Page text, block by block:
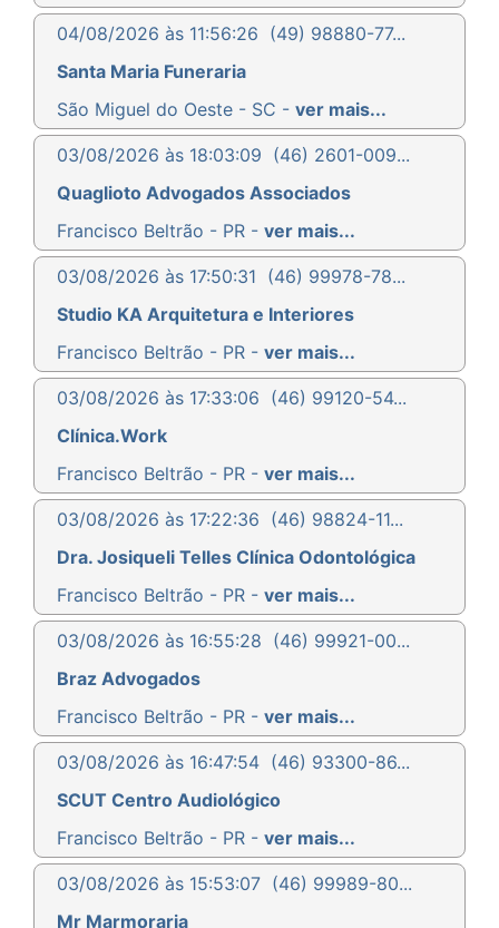
04/08/2026 às 11:56:26 (49) 98880-77...
Santa Maria Funeraria
São Miguel do Oeste - SC - ver mais...
03/08/2026 às 18:03:09 (46) 2601-009...
Quaglioto Advogados Associados
Francisco Beltrão - PR - ver mais...
03/08/2026 às 17:50:31 (46) 99978-78...
Studio KA Arquitetura e Interiores
Francisco Beltrão - PR - ver mais...
03/08/2026 às 17:33:06 (46) 99120-54...
Clínica.Work
Francisco Beltrão - PR - ver mais...
03/08/2026 às 17:22:36 (46) 98824-11...
Dra. Josiqueli Telles Clínica Odontológica
Francisco Beltrão - PR - ver mais...
03/08/2026 às 16:55:28 (46) 99921-00...
Braz Advogados
Francisco Beltrão - PR - ver mais...
03/08/2026 às 16:47:54 (46) 93300-86...
SCUT Centro Audiológico
Francisco Beltrão - PR - ver mais...
03/08/2026 às 15:53:07 (46) 99989-80...
Mr Marmoraria